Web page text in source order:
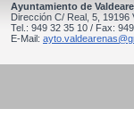
Ayuntamiento de
Dirección C/ Real, 5, 19196
Tel.: 949 32 35 10 / Fax:
E-Mail: